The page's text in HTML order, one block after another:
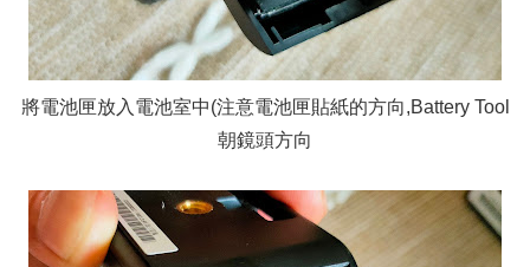
將電池匣放入電池室中(注意電池匣貼紙的方向,Battery Tool
朝鏡頭方向